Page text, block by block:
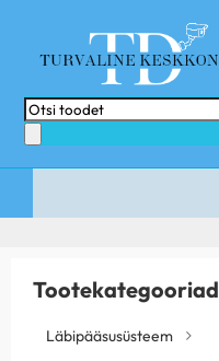
content
Products
search
PAKKUMISED
TEENUSED
KONTAKT
Tootekategooriad
Läbipääsusüsteem